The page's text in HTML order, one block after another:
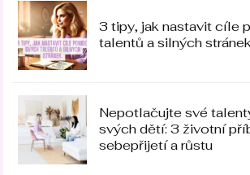
3 tipy, jak nastavit cíle
talentů a silných
Nepotlačujte své
svých dětí: 3 životní
sebepřijetí a růstu